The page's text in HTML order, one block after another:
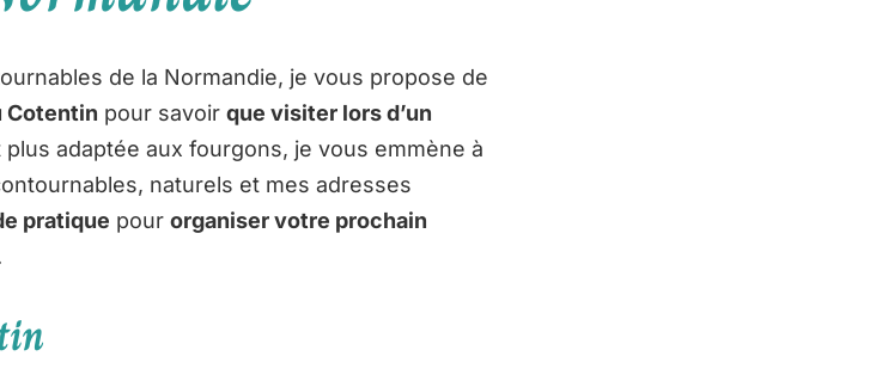
de la Normandie, je vous propose de
Cotentin pour savoir que visiter lors d’un
plus adaptée aux fourgons, je vous emmène à
naturels et mes adresses
pratique pour organiser votre prochain